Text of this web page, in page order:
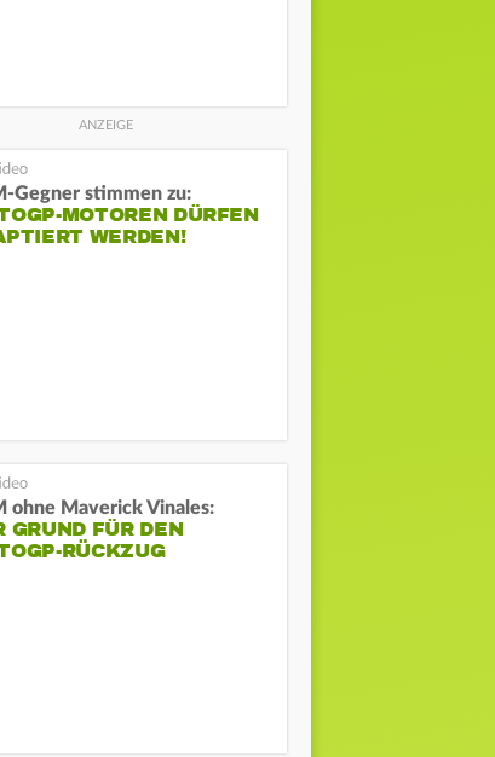
Gegner stimmen zu:
MOTOREN DÜRFEN
WERDEN!
ohne Maverick Vinales:
GRUND FÜR DEN
RÜCKZUG